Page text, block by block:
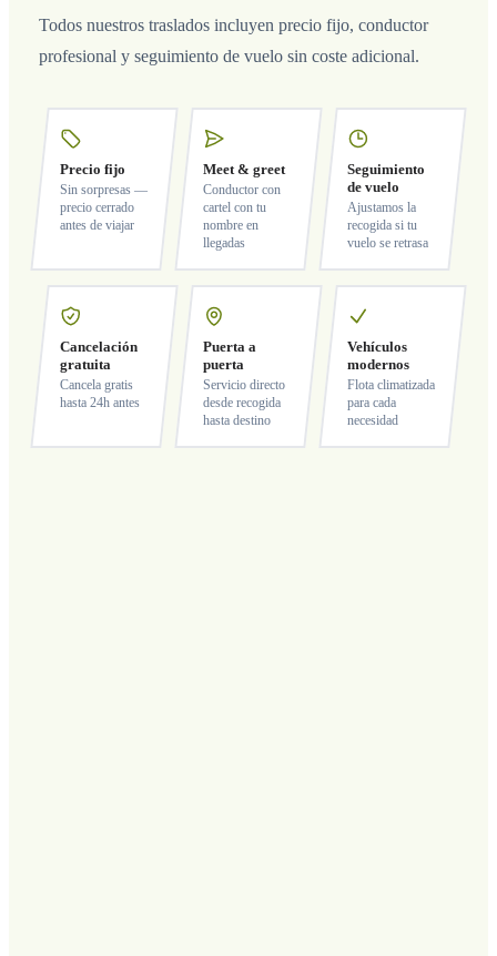
Todos nuestros traslados incluyen precio fijo, conductor
profesional y seguimiento de vuelo sin coste adicional.
Precio fijo
Sin sorpresas —
precio cerrado
antes de viajar
Meet & greet
Conductor con
cartel con tu
nombre en
llegadas
Seguimiento
de vuelo
Ajustamos la
recogida si tu
vuelo se retrasa
Cancelación
gratuita
Cancela gratis
hasta 24h antes
Puerta a
puerta
Servicio directo
desde recogida
hasta destino
Vehículos
modernos
Flota climatizada
para cada
necesidad